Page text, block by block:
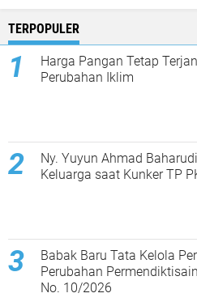
TERPOPULER
Harga Pangan Tetap
Perubahan Iklim
Ny. Yuyun Ahmad
Keluarga saat Kunker TP
Babak Baru Tata Kelola
Perubahan
No. 10/2026